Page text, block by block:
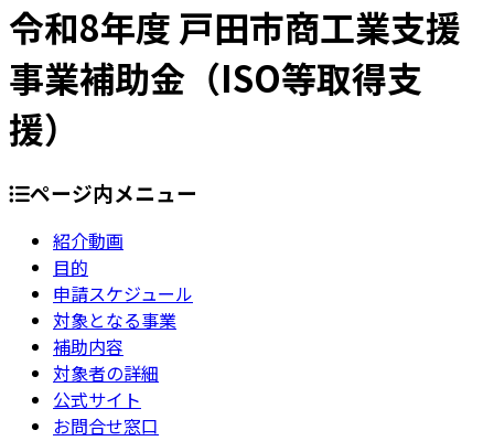
令和8年度 戸田市商工業支援
事業補助金（ISO等取得支
援）
ページ内メニュー
紹介動画
目的
申請スケジュール
対象となる事業
補助内容
対象者の詳細
公式サイト
お問合せ窓口